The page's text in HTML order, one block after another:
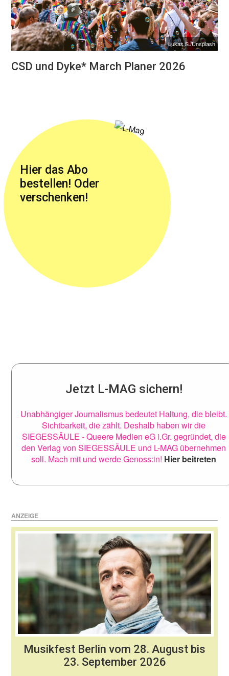
Lukas S./Unsplash
CSD und Dyke* March Planer 2026
Hier das Abo
bestellen! Oder
verschenken!
Jetzt L-MAG sichern!
Unabhängiger Journalismus bedeutet Haltung, die bleibt.
Sichtbarkeit, die zählt. Deshalb haben wir die
SIEGESSÄULE - Queere Medien eG i.Gr. gegründet, die
den Verlag von SIEGESSÄULE und L-MAG übernehmen
soll. Mach mit und werde Genoss:in! Hier beitreten
ANZEIGE
Musikfest Berlin vom 28. August bis
23. September 2026